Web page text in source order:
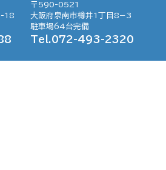
18
〒590-0521
大阪府泉南市樽井1丁目8−3
駐車場64台完備
Tel.072-493-2320